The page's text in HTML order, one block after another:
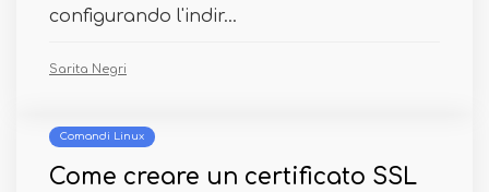
configurando l'indir...
Sarita Negri
Comandi Linux
Come creare un certificato SSL